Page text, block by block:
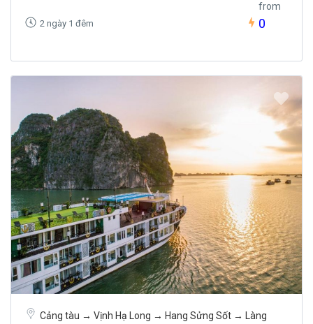
2 ngày 1 đêm
from
0
Cảng tàu → Vịnh Hạ Long → Hang Sửng Sốt → Làng